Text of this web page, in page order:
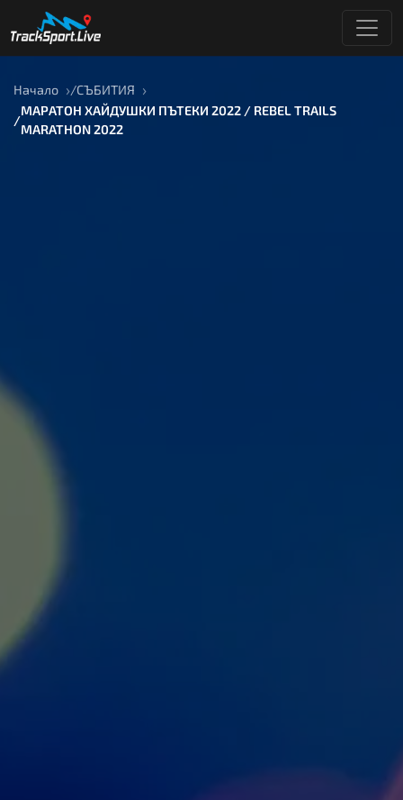
Начало
СЪБИТИЯ
МАРАТОН ХАЙДУШКИ ПЪТЕКИ 2022 / REBEL TRAILS
MARATHON 2022